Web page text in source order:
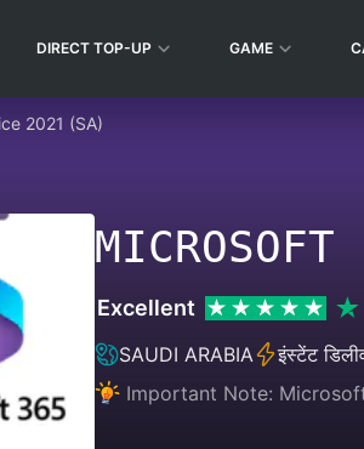
DIRECT TOP-UP GAME
2021 (SA)
Excellent
SAUDI ARABIA
इंस्टेंट
Important Note: